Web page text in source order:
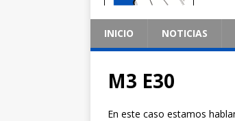
INICIO NOTICIAS
M3 E30
En este caso estamos